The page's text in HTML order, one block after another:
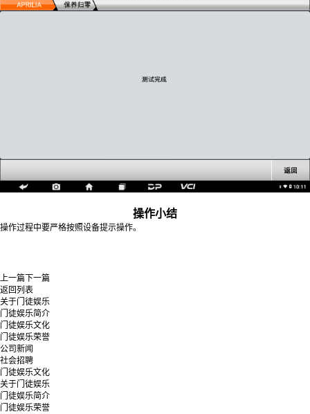
操作小结
操作过程中要严格按照设备提示操作。
上一篇 下一篇
返回列表
关于门徒娱乐
门徒娱乐简介
门徒娱乐文化
门徒娱乐荣誉
公司新闻
社会招聘
门徒娱乐文化
关于门徒娱乐
门徒娱乐简介
门徒娱乐荣誉